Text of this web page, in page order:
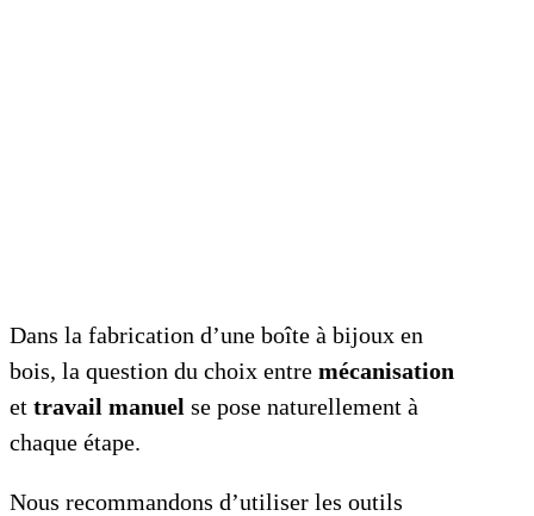
Dans la fabrication d’une boîte à bijoux en
bois, la question du choix entre mécanisation
et travail manuel se pose naturellement à
chaque étape.
Nous recommandons d’utiliser les outils